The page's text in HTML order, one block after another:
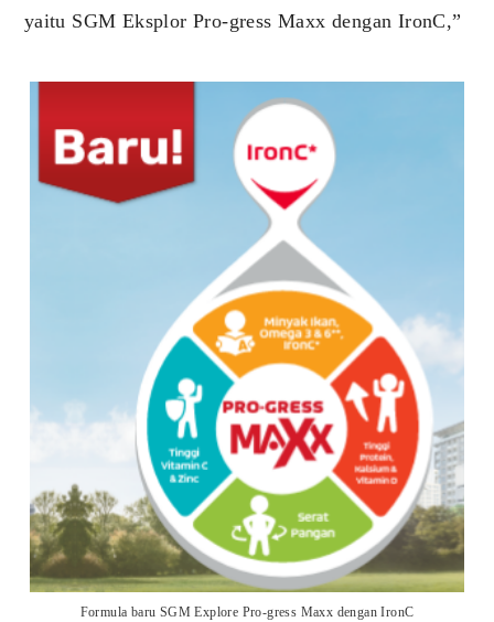
yaitu SGM Eksplor Pro-gress Maxx dengan IronC,”
Formula baru SGM Explore Pro-gress Maxx dengan IronC